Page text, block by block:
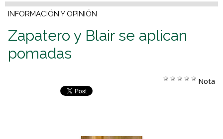
INFORMACIÓN Y OPINIÓN
Zapatero y Blair se aplican
pomadas
Nota